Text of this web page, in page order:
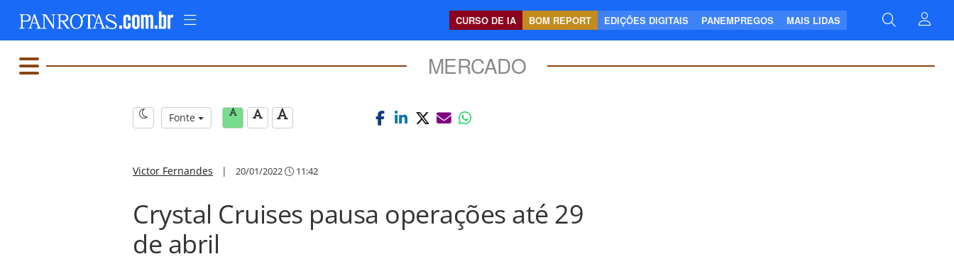
CURSO DE IA BOM REPORT EDIÇÕES DIGITAIS PANEMPREGOS MAIS LIDAS
MERCADO
Fonte
Victor Fernandes | 20/01/2022 11:42
Crystal Cruises pausa operações até 29
de abril